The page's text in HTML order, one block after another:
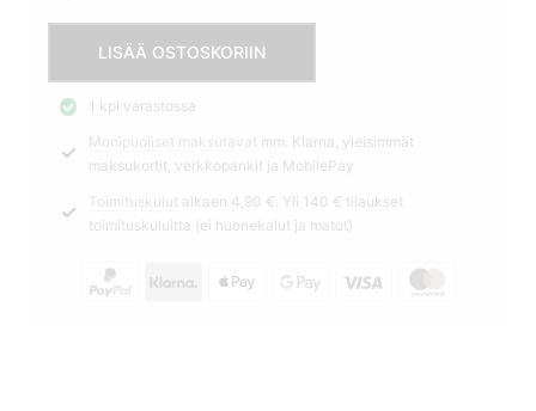
määrä
LISÄÄ OSTOSKORIIN
1 kpl varastossa
Monipuoliset maksutavat
mm. Klarna, yleisimmät
maksukortit, verkkopankit ja MobilePay
Toimituskulut alkaen 4,90 €. Yli 140 € tilaukset
toimituskuluitta (ei huonekalut ja matot)